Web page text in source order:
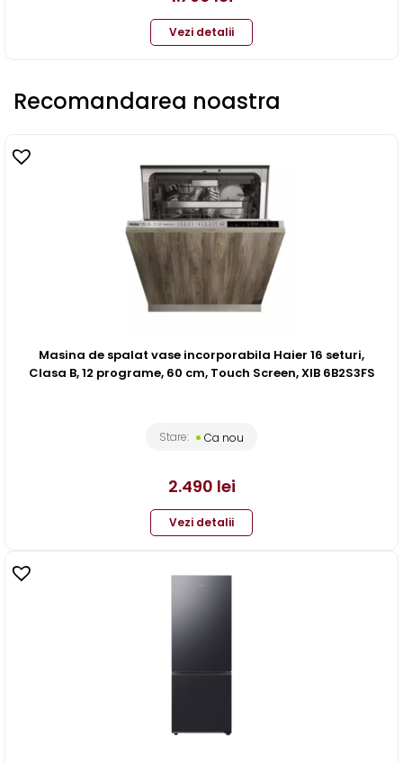
Vezi detalii
Recomandarea noastra
Masina de spalat vase incorporabila Haier 16 seturi,
Clasa B, 12 programe, 60 cm, Touch Screen, XIB 6B2S3FS
Stare: Ca nou
2.490 lei
Vezi detalii